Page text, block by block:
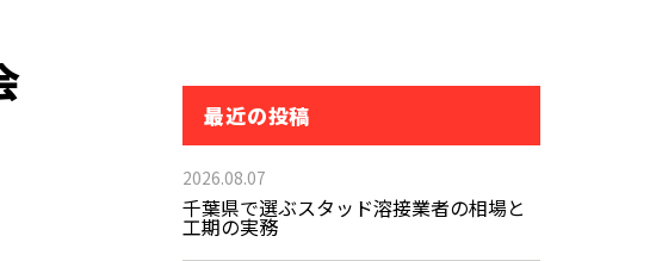
最近の投稿
2026.08.07
千葉県で選ぶスタッド溶接業者の相場と
工期の実務